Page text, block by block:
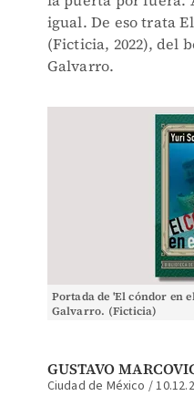
igual. De eso trata
(Ficticia, 2022), del
Galvarro.
Portada de 'El cóndor en
Galvarro. (Ficticia)
GUSTAVO
Ciudad de México /